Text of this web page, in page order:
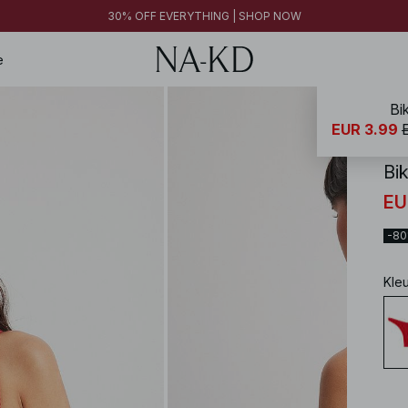
FINAL SALE | SHOP NOW
FINAL SALE | SHOP NOW
30% OFF EVERYTHING | SHOP NOW
NA-
-
EUR 3.99